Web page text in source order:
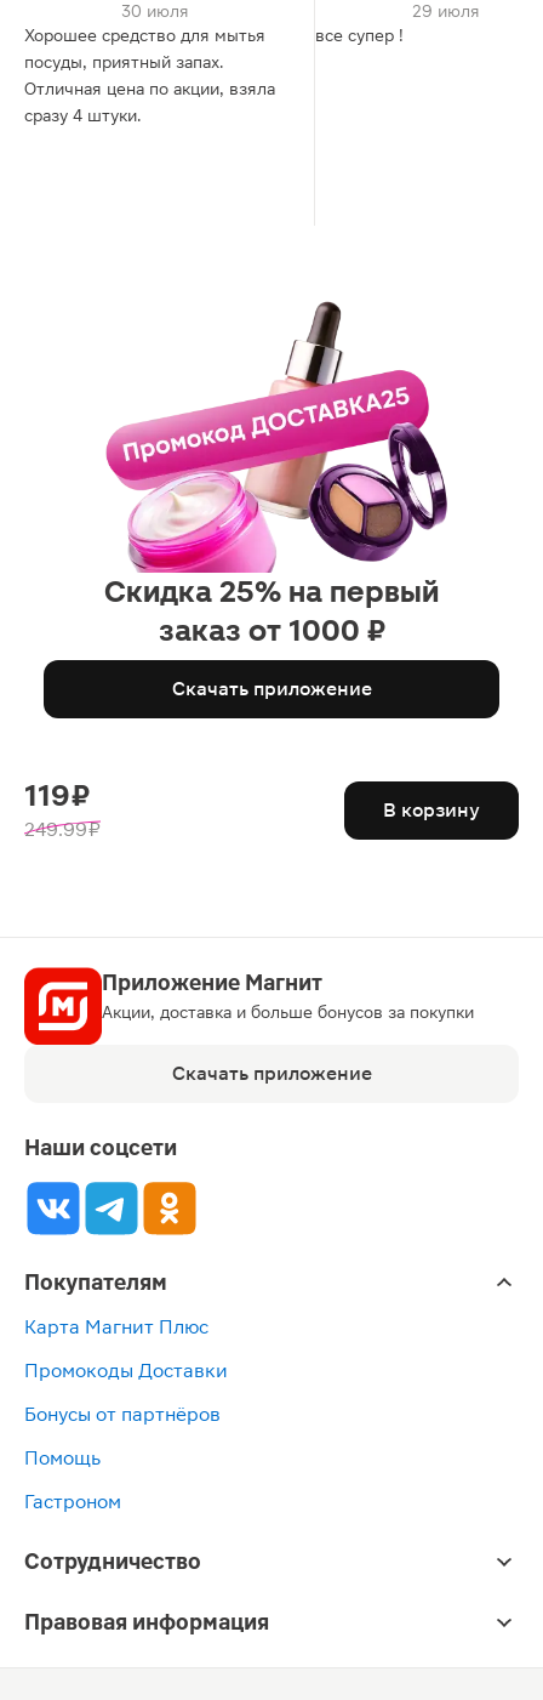
30 июля
Хорошее средство для мытья
посуды, приятный запах.
Отличная цена по акции, взяла
сразу 4 штуки.
29 июля
все супер !
Скидка 25% на первый
заказ от 1000 ₽
Скачать приложение
119 ₽
249.99 ₽
В корзину
Приложение Магнит
Акции, доставка и больше бонусов за покупки
Скачать приложение
Наши соцсети
Покупателям
Карта Магнит Плюс
Промокоды Доставки
Бонусы от партнёров
Помощь
Гастроном
Сотрудничество
Правовая информация